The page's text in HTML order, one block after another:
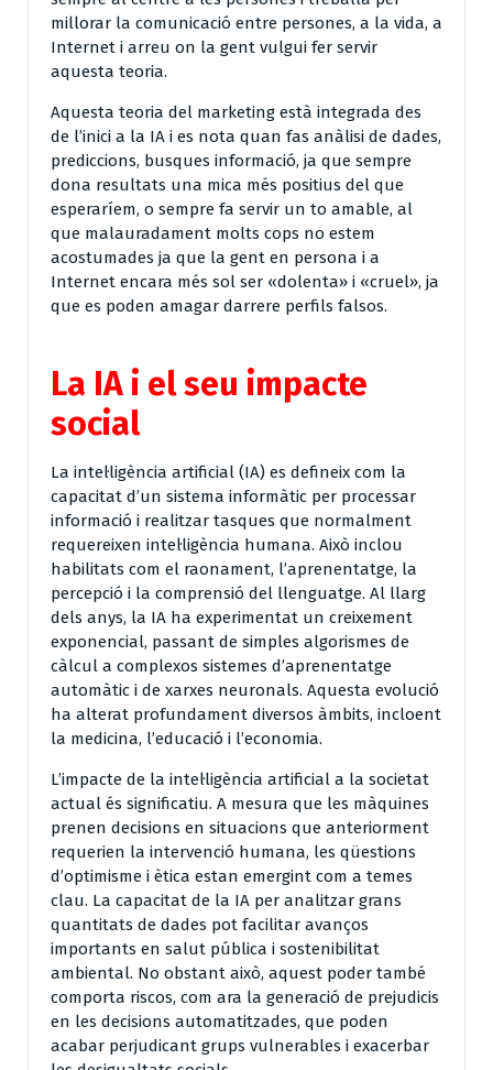
millorar la comunicació entre persones, a la vida, a
Internet i arreu on la gent vulgui fer servir
aquesta teoria.
Aquesta teoria del marketing està integrada des
de l’inici a la IA i es nota quan fas anàlisi de dades,
prediccions, busques informació, ja que sempre
dona resultats una mica més positius del que
esperaríem, o sempre fa servir un to amable, al
que malauradament molts cops no estem
acostumades ja que la gent en persona i a
Internet encara més sol ser «dolenta» i «cruel», ja
que es poden amagar darrere perfils falsos.
La IA i el seu impacte
social
La intel·ligència artificial (IA) es defineix com la
capacitat d’un sistema informàtic per processar
informació i realitzar tasques que normalment
requereixen intel·ligència humana. Això inclou
habilitats com el raonament, l’aprenentatge, la
percepció i la comprensió del llenguatge. Al llarg
dels anys, la IA ha experimentat un creixement
exponencial, passant de simples algorismes de
càlcul a complexos sistemes d’aprenentatge
automàtic i de xarxes neuronals. Aquesta evolució
ha alterat profundament diversos àmbits, incloent
la medicina, l’educació i l’economia.
L’impacte de la intel·ligència artificial a la societat
actual és significatiu. A mesura que les màquines
prenen decisions en situacions que anteriorment
requerien la intervenció humana, les qüestions
d’optimisme i ètica estan emergint com a temes
clau. La capacitat de la IA per analitzar grans
quantitats de dades pot facilitar avanços
importants en salut pública i sostenibilitat
ambiental. No obstant això, aquest poder també
comporta riscos, com ara la generació de prejudicis
en les decisions automatitzades, que poden
acabar perjudicant grups vulnerables i exacerbar